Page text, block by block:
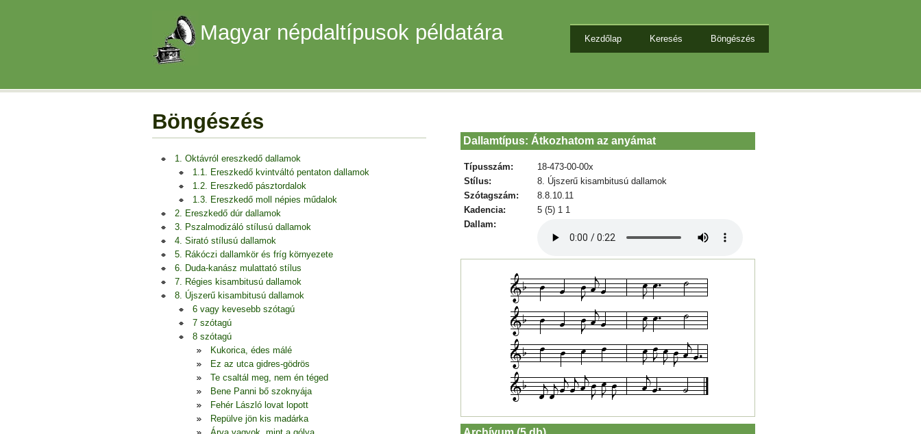
Magyar népdaltípusok példatára Kezdőlap Keresés Böngészés
Böngészés
1. Oktávról ereszkedő dallamok
1.1. Ereszkedő kvintváltó pentaton dallamok
1.2. Ereszkedő pásztordalok
1.3. Ereszkedő moll népies műdalok
2. Ereszkedő dúr dallamok
3. Pszalmodizáló stílusú dallamok
4. Sirató stílusú dallamok
5. Rákóczi dallamkör és fríg környezete
6. Duda-kanász mulattató stílus
7. Régies kisambitusú dallamok
8. Újszerű kisambitusú dallamok
6 vagy kevesebb szótagú
7 szótagú
8 szótagú
Kukorica, édes málé
Ez az utca gidres-gödrös
Te csaltál meg, nem én téged
Bene Panni bő szoknyája
Fehér László lovat lopott
Repülve jön kis madárka
Dallamtípus: Átkozhatom az anyámat
Típusszám:
18-473-00-00x
Stílus:
8. Újszerű kisambitusú dallamok
Szótagszám:
8.8.10.11
Kadencia:
5 (5) 1 1
Dallam: